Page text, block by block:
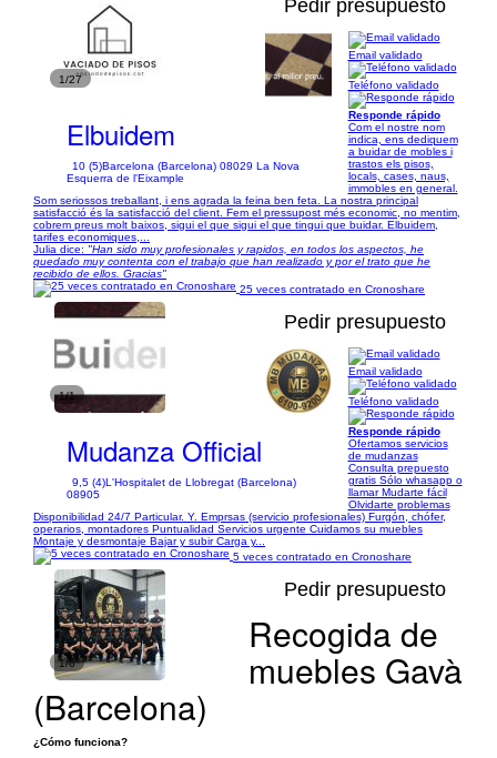
1/27
Pedir presupuesto
Elbuidem
10 (5)Barcelona (Barcelona) 08029 La Nova
Esquerra de l'Eixample
Email validado
Teléfono validado
Responde rápido
Com el nostre nom
indica, ens dediquem
a buidar de mobles i
trastos els pisos,
locals, cases, naus,
immobles en general.
Som seriossos treballant, i ens agrada la feina ben feta. La nostra principal
satisfacció és la satisfacció del client. Fem el pressupost més economic, no mentim,
cobrem preus molt baixos, sigui el que sigui el que tingui que buidar. Elbuidem,
tarifes economiques,...
Julia dice: "Han sido muy profesionales y rapidos, en todos los aspectos, he
quedado muy contenta con el trabajo que han realizado y por el trato que he
recibido de ellos. Gracias"
25 veces contratado en Cronoshare
1/1
Pedir presupuesto
Mudanza Official
9,5 (4)L'Hospitalet de Llobregat (Barcelona)
08905
Email validado
Teléfono validado
Responde rápido
Ofertamos servicios
de mudanzas
Consulta prepuesto
gratis Sólo whasapp o
llamar Mudarte fácil
Olvidarte problemas
Disponibilidad 24/7 Particular. Y. Emprsas (servicio profesionales) Furgón, chófer,
operarios, montadores Puntualidad Servicios urgente Cuidamos su muebles
Montaje y desmontaje Bajar y subir Carga y...
5 veces contratado en Cronoshare
1/6
Pedir presupuesto
Recogida de
muebles Gavà
(Barcelona)
¿Cómo funciona?